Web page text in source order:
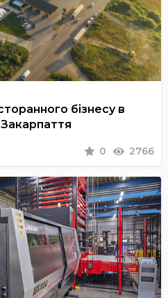
бізнесу в
0 2766